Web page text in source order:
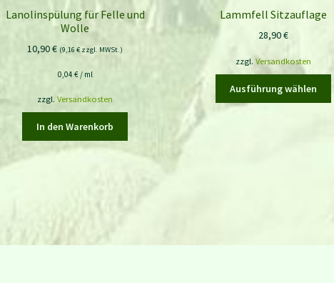
Lanolinspülung für Felle und
Wolle
10,90€ (9,16€ zzgl. MWSt.)
0,04 €/ ml
zzgl.Versandkosten
In den Warenkorb
Lammfell Sitzauflage
28,90€
zzgl. Versandkosten
Ausführung wählen